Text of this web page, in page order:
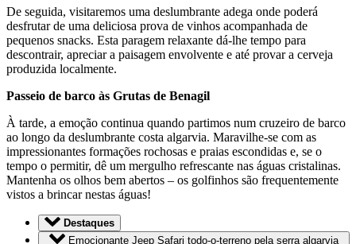
De seguida, visitaremos uma deslumbrante adega onde poderá
desfrutar de uma deliciosa prova de vinhos acompanhada de
pequenos snacks. Esta paragem relaxante dá-lhe tempo para
descontrair, apreciar a paisagem envolvente e até provar a cerveja
produzida localmente.
Passeio de barco às Grutas de Benagil
À tarde, a emoção continua quando partimos num cruzeiro de barco
ao longo da deslumbrante costa algarvia. Maravilhe-se com as
impressionantes formações rochosas e praias escondidas e, se o
tempo o permitir, dê um mergulho refrescante nas águas cristalinas.
Mantenha os olhos bem abertos – os golfinhos são frequentemente
vistos a brincar nestas águas!
Destaques